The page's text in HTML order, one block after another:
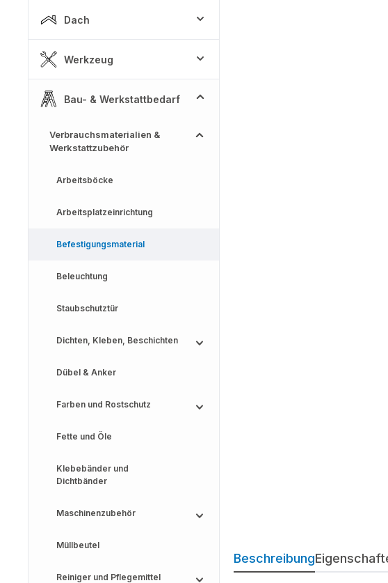
Dach
Werkzeug
Bau- & Werkstattbedarf
Verbrauchsmaterialien &
Werkstattzubehör
Arbeitsböcke
Arbeitsplatzeinrichtung
Befestigungsmaterial
Beleuchtung
Staubschutztür
Dichten, Kleben, Beschichten
Dübel & Anker
Farben und Rostschutz
Fette und Öle
Klebebänder und
Dichtbänder
Maschinenzubehör
Müllbeutel
Reiniger und Pflegemittel
Beschreibung